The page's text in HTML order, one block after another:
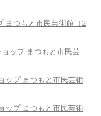
まつもと市民芸術館（2
ップ まつもと市民芸
ップ まつもと市民芸術
ップ まつもと市民芸術